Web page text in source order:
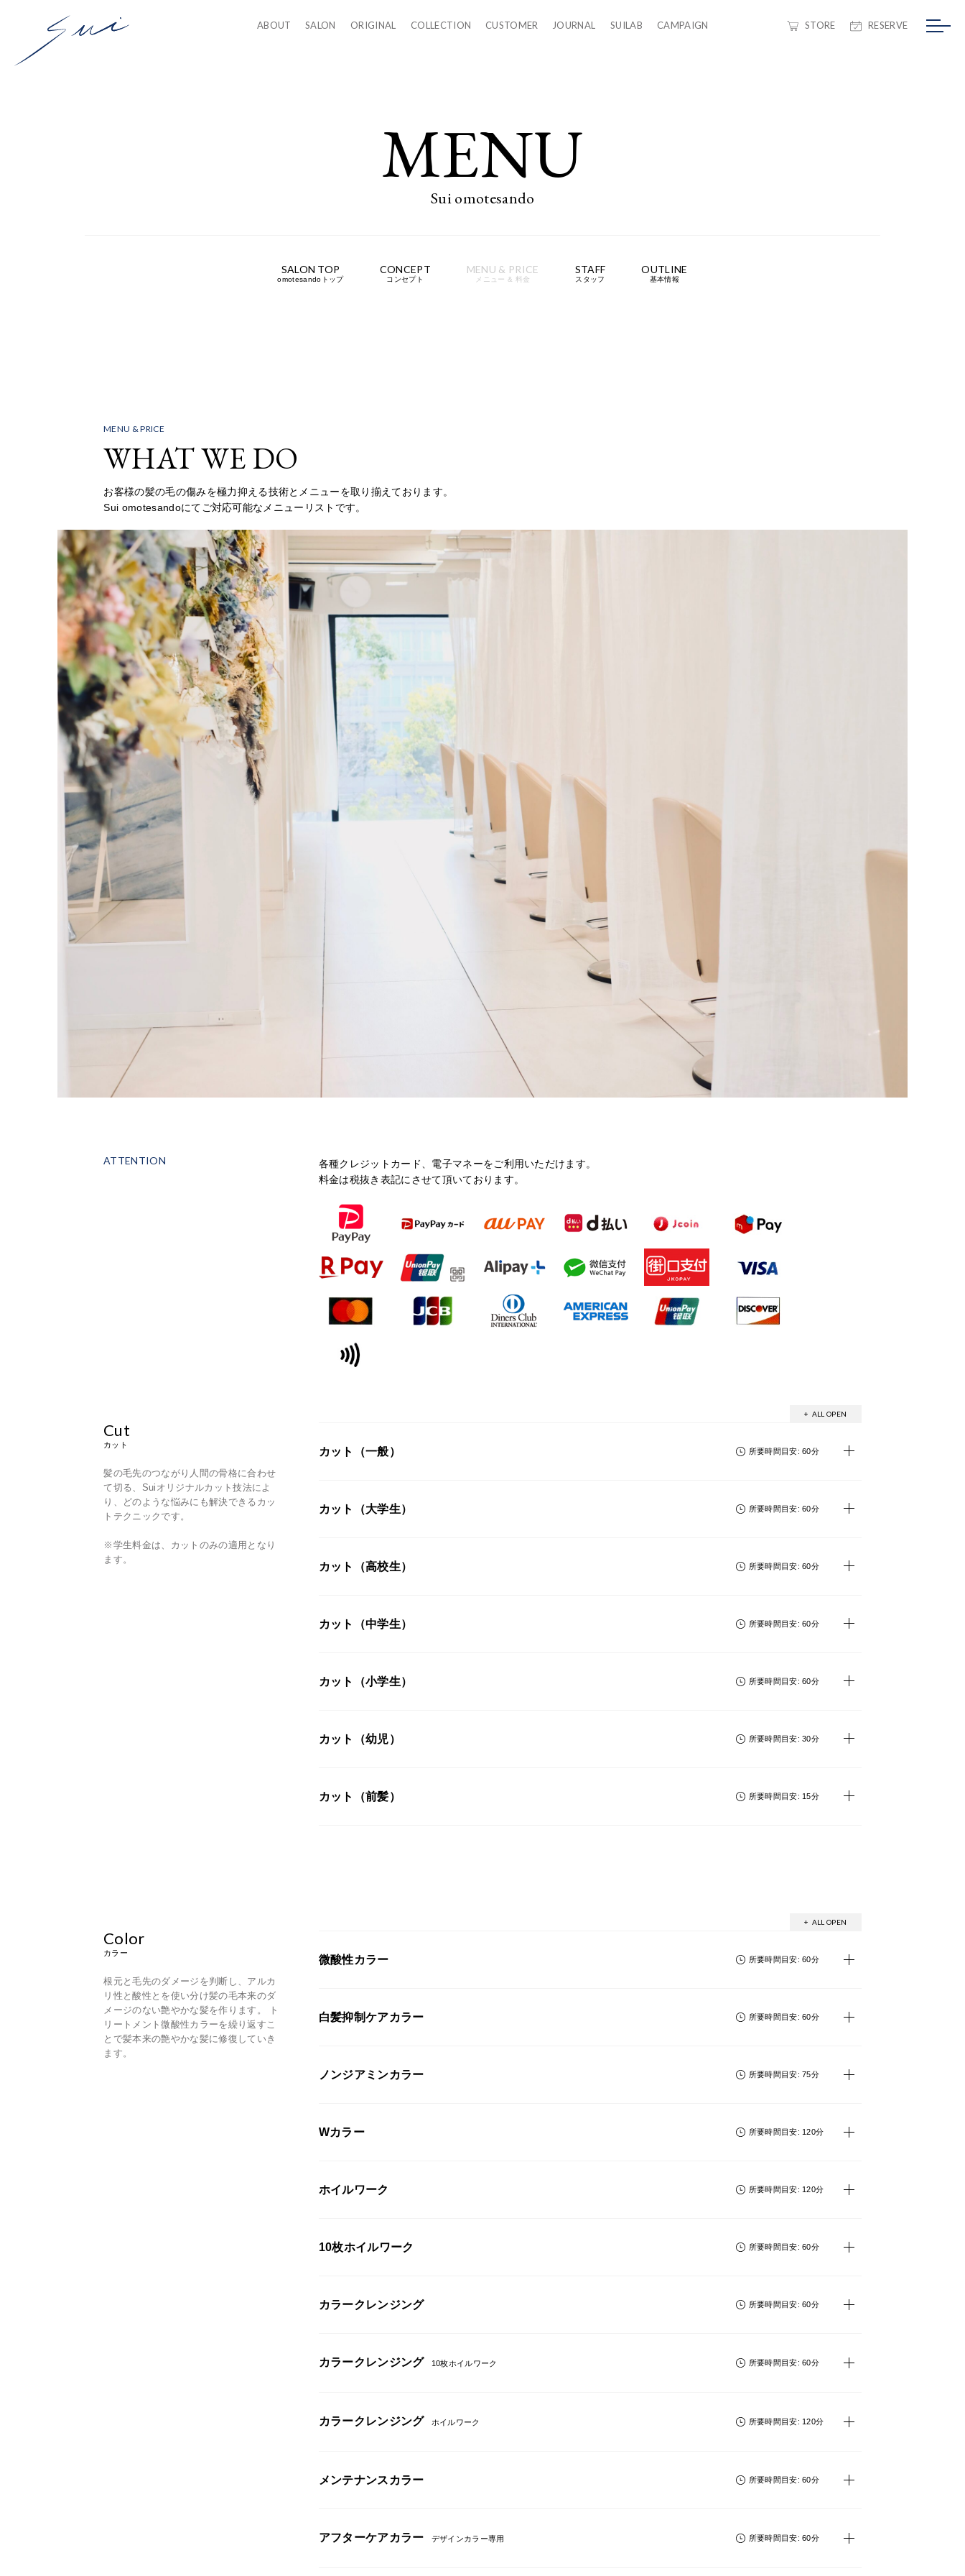
ABOUT SALON ORIGINAL COLLECTION CUSTOMER JOURNAL SUILAB CAMPAIGN STORE RESERVE
MENU
Sui omotesando
SALON TOP
omotesandoトップ
CONCEPT
コンセプト
MENU & PRICE
メニュー & 料金
STAFF
スタッフ
OUTLINE
基本情報
MENU & PRICE
WHAT WE DO
お客様の髪の毛の傷みを極力抑える技術とメニューを取り揃えております。
Sui omotesandoにてご対応可能なメニューリストです。
ATTENTION
各種クレジットカード、電子マネーをご利用いただけます。
料金は税抜き表記にさせて頂いております。
Cut
カット
髪の毛先のつながり人間の骨格に合わせ
て切る、Suiオリジナルカット技法によ
り、どのような悩みにも解決できるカッ
トテクニックです。
※学生料金は、カットのみの適用となり
ます。
+ ALL OPEN
カット（一般） 所要時間目安: 60分
カット（大学生） 所要時間目安: 60分
カット（高校生） 所要時間目安: 60分
カット（中学生） 所要時間目安: 60分
カット（小学生） 所要時間目安: 60分
カット（幼児） 所要時間目安: 30分
カット（前髪） 所要時間目安: 15分
Color
カラー
根元と毛先のダメージを判断し、アルカ
リ性と酸性とを使い分け髪の毛本来のダ
メージのない艶やかな髪を作ります。 ト
リートメント微酸性カラーを繰り返すこ
とで髪本来の艶やかな髪に修復していき
ます。
+ ALL OPEN
微酸性カラー 所要時間目安: 60分
白髪抑制ケアカラー 所要時間目安: 60分
ノンジアミンカラー 所要時間目安: 75分
Wカラー 所要時間目安: 120分
ホイルワーク 所要時間目安: 120分
10枚ホイルワーク 所要時間目安: 60分
カラークレンジング 所要時間目安: 60分
カラークレンジング 10枚ホイルワーク 所要時間目安: 60分
カラークレンジング ホイルワーク 所要時間目安: 120分
メンテナンスカラー 所要時間目安: 60分
アフターケアカラー デザインカラー専用 所要時間目安: 60分